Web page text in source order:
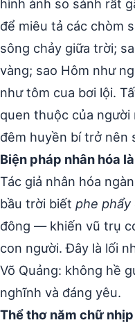
hình ảnh so sánh rất
để miêu tả các chòm
sông chảy giữa trời;
vàng; sao Hôm như
như tôm cua bơi lội.
quen thuộc của
đêm huyền bí trở nên
Biện pháp nhân hóa
Tác giả nhân hóa
bầu trời biết phe phẩy
đông — khiến vũ trụ
con người. Đây là lối
Võ Quảng: không hề
nghĩnh và đáng yêu.
Thể thơ năm chữ